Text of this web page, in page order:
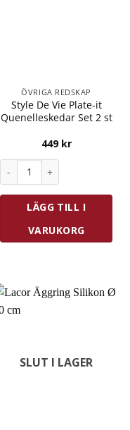
ÖVRIGA REDSKAP
Style De Vie Plate-it
Quenelleskedar Set 2 st
449 kr
LÄGG TILL I
VARUKORG
SLUT I LAGER